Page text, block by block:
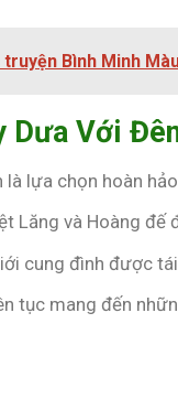
Bình Minh
Dưa Với
là lựa chọn hoàn
Lăng và Hoàng
cung đình được
tục mang đến